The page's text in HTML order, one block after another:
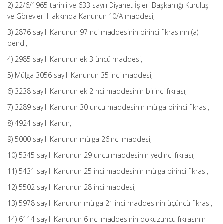
2) 22/6/1965 tarihli ve 633 sayılı Diyanet İşleri Başkanlığı Kuruluş
ve Görevleri Hakkında Kanunun 10/A maddesi,
3) 2876 sayılı Kanunun 97 nci maddesinin birinci fıkrasının (a)
bendi,
4) 2985 sayılı Kanunun ek 3 üncü maddesi,
5) Mülga 3056 sayılı Kanunun 35 inci maddesi,
6) 3238 sayılı Kanunun ek 2 nci maddesinin birinci fıkrası,
7) 3289 sayılı Kanunun 30 uncu maddesinin mülga birinci fıkrası,
8) 4924 sayılı Kanun,
9) 5000 sayılı Kanunun mülga 26 ncı maddesi,
10) 5345 sayılı Kanunun 29 uncu maddesinin yedinci fıkrası,
11) 5431 sayılı Kanunun 25 inci maddesinin mülga birinci fıkrası,
12) 5502 sayılı Kanunun 28 inci maddesi,
13) 5978 sayılı Kanunun mülga 21 inci maddesinin üçüncü fıkrası,
14) 6114 sayılı Kanunun 6 ncı maddesinin dokuzuncu fıkrasının